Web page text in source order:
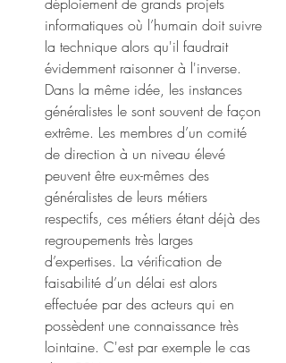
informatiques où l’humain doit suivre
la technique alors qu'il faudrait
évidemment raisonner à l'inverse.
Dans la même idée, les instances
généralistes le sont souvent de façon
extrême. Les membres d’un comité
de direction à un niveau élevé
peuvent être eux-mêmes des
généralistes de leurs métiers
respectifs, ces métiers étant déjà des
regroupements très larges
d’expertises. La vérification de
faisabilité d’un délai est alors
effectuée par des acteurs qui en
possèdent une connaissance très
lointaine. C'est par exemple le cas